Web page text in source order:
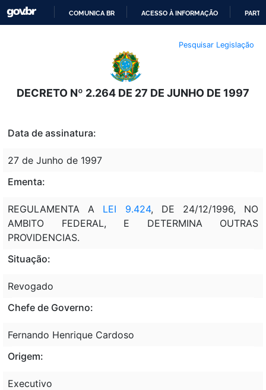
O
CONTEÚDO
COMUNICA BR ACESSO À INFORMAÇÃO
Pesquisar Legislação
DECRETO Nº 2.264 DE 27 DE JUNHO DE 1997
Data de assinatura:
27 de Junho de 1997
Ementa:
REGULAMENTA A LEI 9.424, DE 24/12/1996, NO
AMBITO FEDERAL, E DETERMINA OUTRAS
PROVIDENCIAS.
Situação:
Revogado
Chefe de Governo:
Fernando Henrique Cardoso
Origem:
Executivo